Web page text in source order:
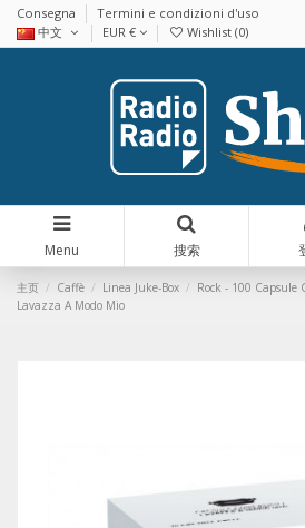
Consegna
Termini e condizioni d'uso
中文
EUR € Wishlist (0)
Menu 搜索
主页 Caffè Linea Juke-Box
Rock - 100 Capsule
Lavazza A Modo Mio